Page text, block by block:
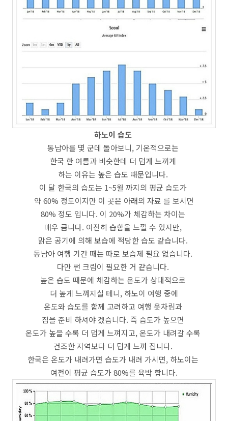
하노이 습도
동남아를 몇 군데 돌아보니, 기온적으로는
한국 한 여름과 비슷한데 더 덥게 느끼게
하는 이유는 높은 습도 때문입니다.
이 달 한국의 습도는 1~5월 까지의 평균 습도가
약 60% 정도이지만 이 곳은 아래의 자료 를 보시면
80% 정도 입니다. 이 20%가 체감하는 차이는
매우 큼니다. 여전히 습함을 느낄 수 있지만,
맑은 공기에 의해 보습에 적당한 습도 같습니다.
동남아 여행 기간 때는 따로 보습제 필요 없습니다.
다만 썬 크림이 필요한 거 같습니다.
높은 습도 때문에 체감하는 온도가 상대적으로
더 높게 느껴지실 테니, 하노이 여행 중에
온도와 습도를 함께 고려하고 여행 옷차림과
짐을 준비 하셔야 겠습니다. 즉 습도가 높으면
온도가 높을 수록 더 덥게 느껴지고, 온도가 내려갈 수록
건조한 지역보다 더 덥게 느껴 집니다.
한국은 온도가 내려가면 습도가 내려 가시면, 하노이는
여전이 평균 습도가 80%를 육박 합니다.